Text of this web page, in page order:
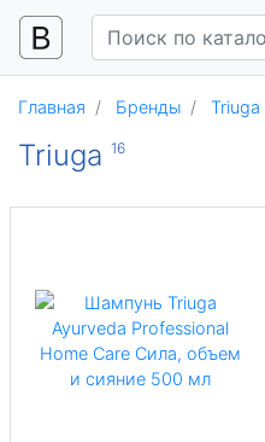
Главная Бренды Triuga
Triuga 16